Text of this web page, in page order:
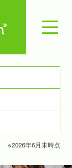
※2026年6月末時点